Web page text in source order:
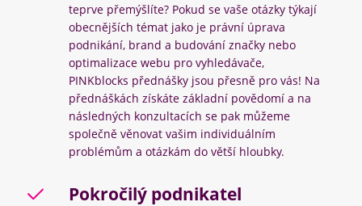
teprve přemýšlíte? Pokud se vaše otázky týkají
obecnějších témat jako je právní úprava
podnikání, brand a budování značky nebo
optimalizace webu pro vyhledávače,
PINKblocks přednášky jsou přesně pro vás! Na
přednáškách získáte základní povědomí a na
následných konzultacích se pak můžeme
společně věnovat vašim individuálním
problémům a otázkám do větší hloubky.
Pokročilý podnikatel